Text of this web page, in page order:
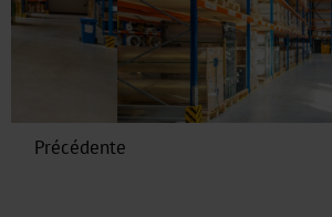
Métallisé
Standard
Graphical
Précédente